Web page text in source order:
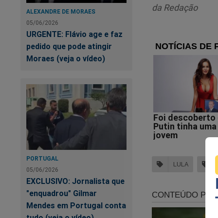
ALEXANDRE DE MORAES
05/06/2026
URGENTE: Flávio age e faz
pedido que pode atingir
Moraes (veja o vídeo)
PORTUGAL
05/06/2026
EXCLUSIVO: Jornalista que
"enquadrou" Gilmar
Mendes em Portugal conta
Está mais do que
fim em toda a
as liberdades do
o que realmente
documentado no
sellerno Brasil.
O livro, que na
ao seu corajoso
presidiário Lula
contra Bolsonaro
perseguição,
está na "mira" da
Não perca tempo.
da Redação
LULA